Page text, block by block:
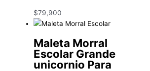
$79,900
Maleta Morral
Escolar Grande
unicornio Para